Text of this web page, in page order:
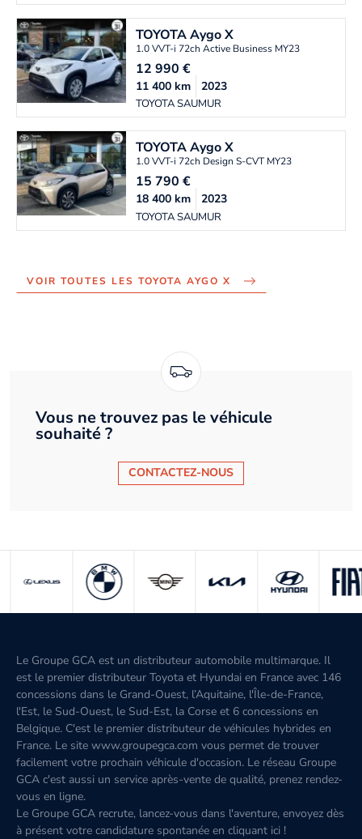
TOYOTAAygo X
1.0 VVT-i 72ch Active Business MY23
12 990€
TOYOTA SAUMUR
11 400km 2023
TOYOTAAygo X
1.0 VVT-i 72ch Design S-CVT MY23
15 790€
TOYOTA SAUMUR
18 400km 2023
VOIR TOUTES LES TOYOTA AYGO X
Vous ne trouvez pas le véhicule
souhaité ?
CONTACTEZ-NOUS
Le Groupe GCA est un distributeur automobile multimarque. Il
est le premier distributeur Toyota et Hyundai en France avec 146
concessions dans le Grand-Ouest, l’Aquitaine, l'Île-de-France,
l'Est, le Sud-Ouest, le Sud-Est, la Corse et 6 concessions en
Belgique. C'est le premier distributeur de véhicules hybrides en
France. Le site www.groupegca.com vous permet de trouver
facilement votre prochain véhicule d'occasion. Le réseau Groupe
GCA c'est aussi un service après-vente de qualité, prenez rendez-
vous en ligne.
Le Groupe GCA recrute, lancez-vous dans l'aventure, envoyez dès
à présent votre candidature spontanée en cliquant ici !